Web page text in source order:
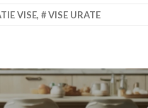
VISE, VISE URATE